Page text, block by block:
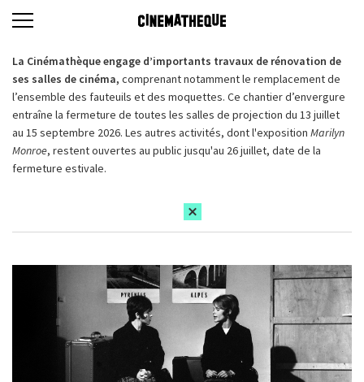
La Cinémathèque engage d’importants travaux de rénovation de
ses salles de cinéma, comprenant notamment le remplacement de
l’ensemble des fauteuils et des moquettes. Ce chantier d’envergure
entraîne la fermeture de toutes les salles de projection du 13 juillet
au 15 septembre 2026. Les autres activités, dont l'exposition Marilyn
Monroe, restent ouvertes au public jusqu'au 26 juillet, date de la
fermeture estivale.